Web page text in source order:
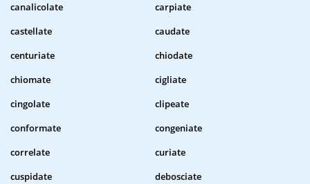
canalicolate
carpiate
castellate
caudate
centuriate
chiodate
chiomate
cigliate
cingolate
clipeate
conformate
congeniate
correlate
curiate
cuspidate
debosciate